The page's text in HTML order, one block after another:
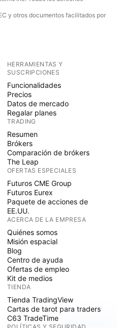
y otros documentos facilitados por
HERRAMIENTAS Y
SUSCRIPCIONES
Funcionalidades
Precios
Datos de mercado
Regalar planes
TRADING
Resumen
Brókers
Comparación de brókers
The Leap
OFERTAS ESPECIALES
Futuros CME Group
Futuros Eurex
Paquete de acciones de
EE.UU.
ACERCA DE LA EMPRESA
Quiénes somos
Misión espacial
Blog
Centro de ayuda
Ofertas de empleo
Kit de medios
TIENDA
Tienda TradingView
Cartas de tarot para traders
C63 TradeTime